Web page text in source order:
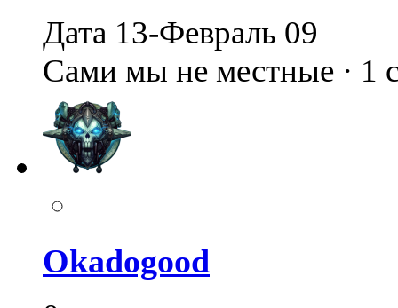
Дата 13-Февраль 09
Сами мы не местные · 1
Okadogood